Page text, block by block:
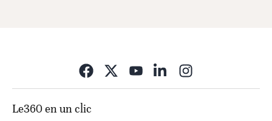
Le360 en un clic